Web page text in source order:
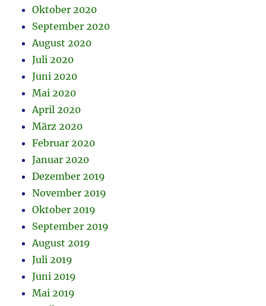
Oktober 2020
September 2020
August 2020
Juli 2020
Juni 2020
Mai 2020
April 2020
März 2020
Februar 2020
Januar 2020
Dezember 2019
November 2019
Oktober 2019
September 2019
August 2019
Juli 2019
Juni 2019
Mai 2019